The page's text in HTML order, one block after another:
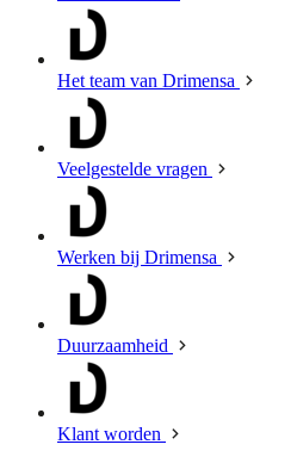
Het team van Drimensa
Veelgestelde vragen
Werken bij Drimensa
Duurzaamheid
Klant worden